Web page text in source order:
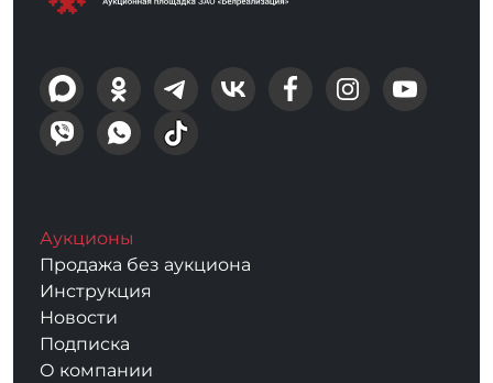
Аукционы
Продажа без аукциона
Инструкция
Новости
Подписка
О компании